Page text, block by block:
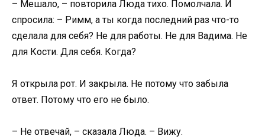
– Мешало, – повторила Люда тихо. Помолчала. И
спросила: – Римм, а ты когда последний раз что-то
сделала для себя? Не для работы. Не для Вадима. Не
для Кости. Для себя. Когда?
Я открыла рот. И закрыла. Не потому что забыла
ответ. Потому что его не было.
– Не отвечай, – сказала Люда. – Вижу.